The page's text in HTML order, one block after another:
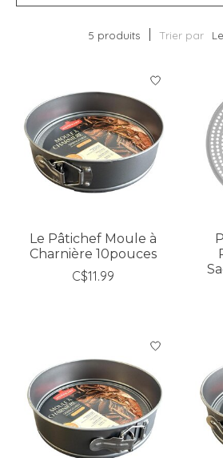
5 produits Trier par
Le Pâtichef Moule à
Charnière 10pouces
C$11.99